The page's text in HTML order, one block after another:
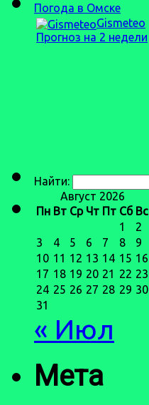
Погода в Омске
Gismeteo
Прогноз на 2 недели
Найти:
Август 2026
Пн Вт Ср Чт Пт Сб Вс
1
2
3
4 5 6 7 8
9
10 11 12 13 14 15 16
17 18 19 20 21 22 23
24 25 26 27 28 29 30
31
« Июл
Мета